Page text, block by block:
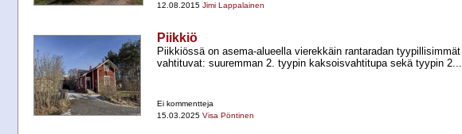
12.08.2015 Jimi Lappalainen
Piikkiö
Piikkiössä on asema-​alueella vierekkäin rantaradan tyypillisimmät
vahtituvat: suuremman 2. tyypin kaksoisvahtitupa sekä tyypin 2...
Ei kommentteja
15.03.2025 Visa Pöntinen